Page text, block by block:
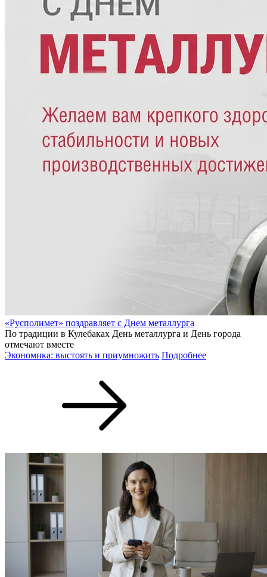
«Русполимет» поздравляет с Днем металлурга
По традиции в Кулебаках День металлурга и День города
отмечают вместе
Экономика: выстоять и приумножить Подробнее